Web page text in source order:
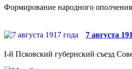
Формирование народного
7 августа
I-й Псковский губернский съезд